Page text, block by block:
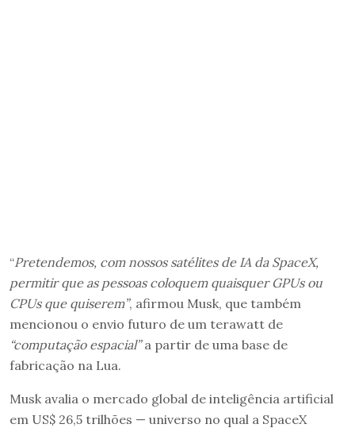
“Pretendemos, com nossos satélites de IA da SpaceX,
permitir que as pessoas coloquem quaisquer GPUs ou
CPUs que quiserem”, afirmou Musk, que também
mencionou o envio futuro de um terawatt de
“computação espacial”a partir de uma base de
fabricação na Lua.
Musk avalia o mercado global de inteligência artificial
em US$ 26,5 trilhões — universo no qual a SpaceX